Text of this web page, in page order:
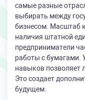
самые разные
выбирать между
бизнесом. Масштаб
наличия штатной
предприниматели
работы с бумагами.
навыков позволяет
Это создает
будущем.